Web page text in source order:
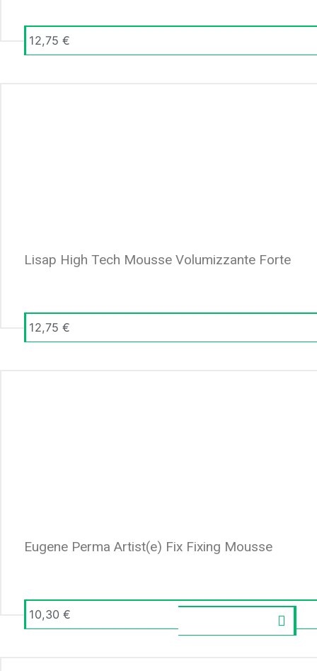
12,75 €
Lisap High Tech Mousse Volumizzante Forte
12,75 €
Eugene Perma Artist(e) Fix Fixing Mousse
10,30 €